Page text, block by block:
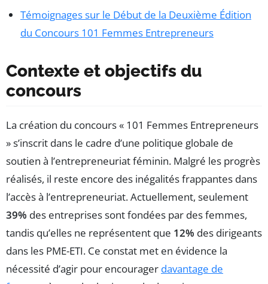
Témoignages sur le Début de la Deuxième Édition
du Concours 101 Femmes Entrepreneurs
Contexte et objectifs du
concours
La création du concours « 101 Femmes Entrepreneurs
» s’inscrit dans le cadre d’une politique globale de
soutien à l’entrepreneuriat féminin. Malgré les progrès
réalisés, il reste encore des inégalités frappantes dans
l’accès à l’entrepreneuriat. Actuellement, seulement
39% des entreprises sont fondées par des femmes,
tandis qu’elles ne représentent que 12% des dirigeants
dans les PME-ETI. Ce constat met en évidence la
nécessité d’agir pour encourager davantage de